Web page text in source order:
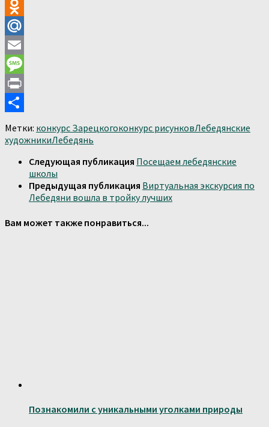
VK
Odnoklassniki
Mail.Ru
Email
Message
Print
Отправить
Метки: конкурс Зарецкогоконкурс рисунковЛебедянские
художникиЛебедянь
Следующая публикация Посещаем лебедянские
школы
Предыдущая публикация Виртуальная экскурсия по
Лебедяни вошла в тройку лучших
Вам может также понравиться...
Познакомили с уникальными уголками природы